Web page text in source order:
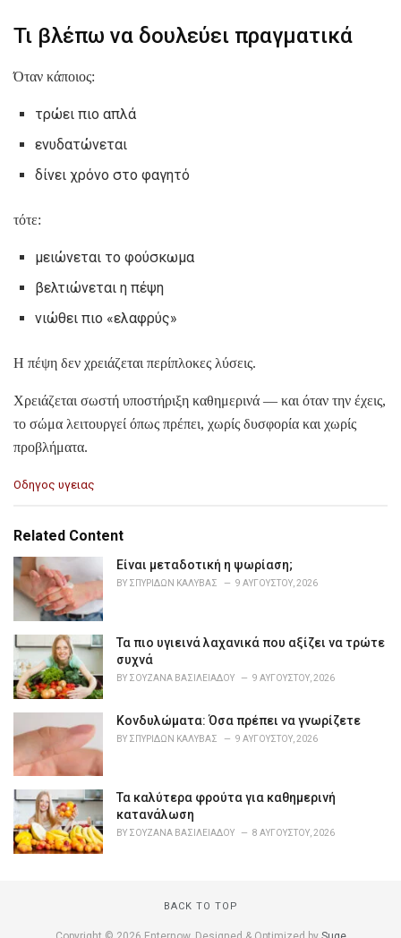
Τι βλέπω να δουλεύει πραγματικά
Όταν κάποιος:
τρώει πιο απλά
ενυδατώνεται
δίνει χρόνο στο φαγητό
τότε:
μειώνεται το φούσκωμα
βελτιώνεται η πέψη
νιώθει πιο «ελαφρύς»
Η πέψη δεν χρειάζεται περίπλοκες λύσεις.
Χρειάζεται σωστή υποστήριξη καθημερινά — και όταν την έχεις,
το σώμα λειτουργεί όπως πρέπει, χωρίς δυσφορία και χωρίς
προβλήματα.
C
e
o
r
i
:
Οδηγος υγειας
Related Content
Είναι μεταδοτική η ψωρίαση;
BY ΣΠΥΡΊΔΩΝ ΚΑΛΎΒΑΣ 9 ΑΥΓΟΎΣΤΟΥ, 2026
Τα πιο υγιεινά λαχανικά που αξίζει να τρώτε
συχνά
BY ΣΟΥΖΆΝΑ ΒΑΣΙΛΕΙΆΔΟΥ 9 ΑΥΓΟΎΣΤΟΥ, 2026
Κονδυλώματα: Όσα πρέπει να γνωρίζετε
BY ΣΠΥΡΊΔΩΝ ΚΑΛΎΒΑΣ 9 ΑΥΓΟΎΣΤΟΥ, 2026
Τα καλύτερα φρούτα για καθημερινή
κατανάλωση
BY ΣΟΥΖΆΝΑ ΒΑΣΙΛΕΙΆΔΟΥ 8 ΑΥΓΟΎΣΤΟΥ, 2026
BACK TO TOP